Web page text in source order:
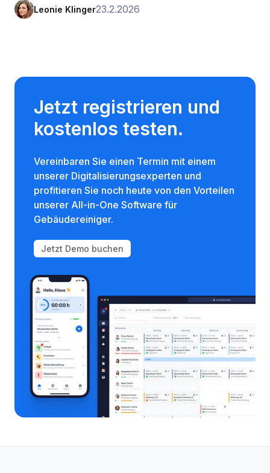
Leonie Klinger23.2.2026
Jetzt registrieren und
kostenlos testen.
Vereinbaren Sie einen Termin mit einem
unserer Digitalisierungsexperten und
profitieren Sie noch heute von den Vorteilen
unserer All-in-One Software für
Gebäudereiniger.
Jetzt Demo buchen